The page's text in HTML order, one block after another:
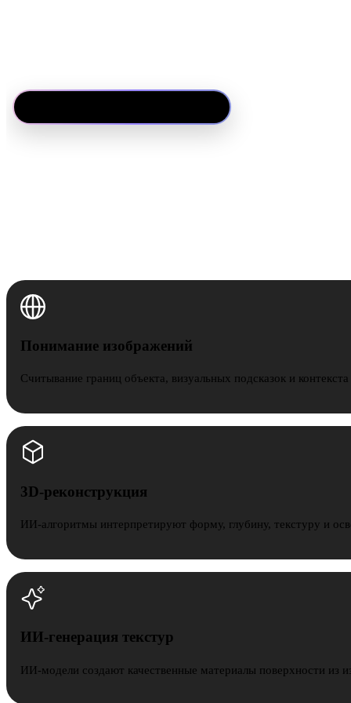
Понимание изображений
Считывание границ объекта, визуальных подсказок и
3D-реконструкция
ИИ-алгоритмы интерпретируют форму, глубину, текстуру и
ИИ-генерация текстур
ИИ-модели создают качественные материалы поверхности из